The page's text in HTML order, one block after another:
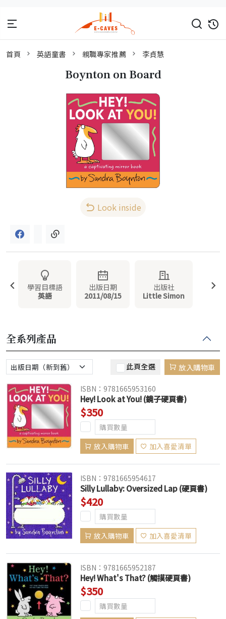
首頁 英語童書 親職專家推薦 李貞慧
Boynton on Board
Look inside
學習目標語
英語
出版日期
2011/08/15
出版社
Little Simon
全系列產品
此頁全選 放入購物車
ISBN：9781665953160
Hey! Look at You! (鏡子硬頁書)
$350
放入購物車 加入喜愛清單
ISBN：9781665954617
Silly Lullaby: Oversized Lap (硬頁書)
$420
放入購物車 加入喜愛清單
ISBN：9781665952187
Hey! What's That? (觸摸硬頁書)
$350